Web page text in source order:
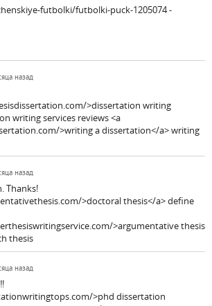
futbolki/futbolki-puck-1205074 -
назад
>dissertation writing
writing services reviews <a
>writing a dissertation</a> writing
назад
Thanks!
>doctoral thesis</a> define
>argumentative thesis
thesis
назад
>phd dissertation